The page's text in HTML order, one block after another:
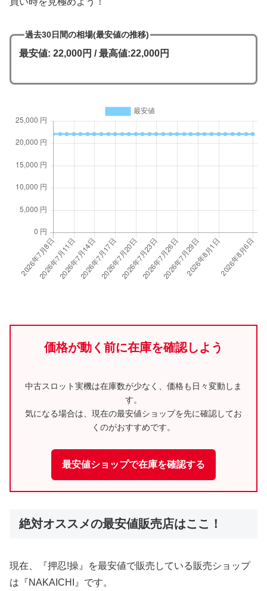
過去30日間の相場(最安値の推移)
最安値: 22,000円 / 最高値:22,000円
価格が動く前に在庫を確認しよう
中古スロット実機は在庫数が少なく、価格も日々変動しま
す。
気になる場合は、現在の最安値ショップを先に確認してお
くのがおすすめです。
最安値ショップで在庫を確認する
絶対オススメの最安値販売店はここ！
現在、『押忍!操』を最安値で販売している販売ショップ
は『NAKAICHI』です。